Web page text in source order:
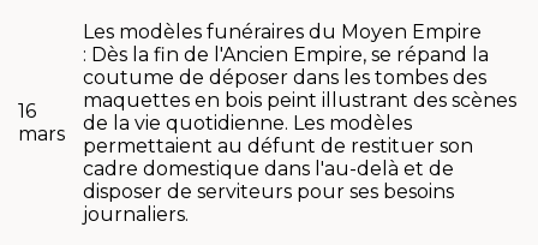
16
mars
Les modèles funéraires du Moyen Empire
: Dès la fin de l'Ancien Empire, se répand la
coutume de déposer dans les tombes des
maquettes en bois peint illustrant des scènes
de la vie quotidienne. Les modèles
permettaient au défunt de restituer son
cadre domestique dans l'au-delà et de
disposer de serviteurs pour ses besoins
journaliers.